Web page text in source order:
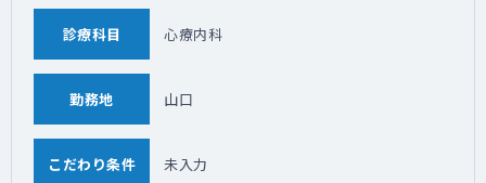
診療科目 心療内科
勤務地 山口
こだわり条件 未入力